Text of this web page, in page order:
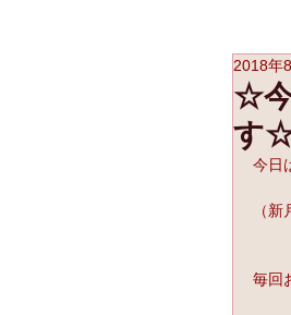
☆今
す
2018年
今日
（
毎回